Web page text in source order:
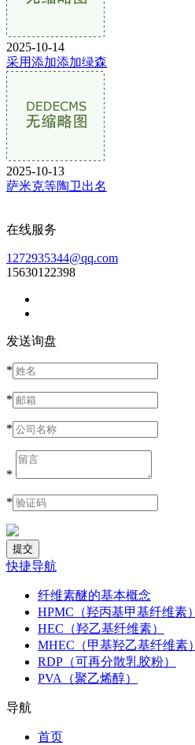
2025-10-14
采用添加添加绿森
2025-10-13
萨米克等陶卫出名
在线服务
1272935344@qq.com
15630122398
发送询盘
*
*
*
*
*
快捷导航
纤维素醚的基本概念
HPMC（羟丙基甲基纤维素）
HEC（羟乙基纤维素）
MHEC（甲基羟乙基纤维素）
RDP（可再分散乳胶粉）
PVA（聚乙烯醇）
导航
首页